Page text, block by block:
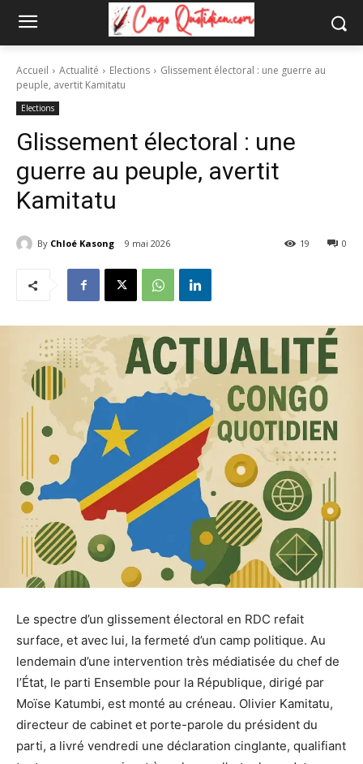
Accueil Actualité Elections
Glissement électoral : une guerre au
peuple, avertit Kamitatu
Elections
Glissement électoral : une
guerre au peuple, avertit
Kamitatu
By Chloé Kasong 9 mai 2026 0
19
Le spectre d’un glissement électoral en RDC refait
surface, et avec lui, la fermeté d’un camp politique. Au
lendemain d’une intervention très médiatisée du chef de
l’État, le parti Ensemble pour la République, dirigé par
Moïse Katumbi, est monté au créneau. Olivier Kamitatu,
directeur de cabinet et porte-parole du président du
parti, a livré vendredi une déclaration cinglante, qualifiant